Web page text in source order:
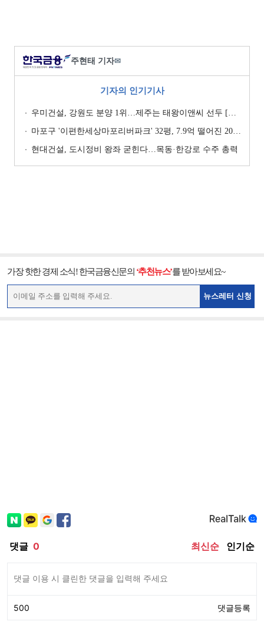
주현태 기자✉
기자의 인기기사
우미건설, 강원도 분양 1위…제주는 태왕이앤씨 선두 [이 지역 분양왕-강원·제주]
마포구 '이편한세상마포리버파크' 32평, 7.9억 떨어진 20.4억원에 거래 [일일 하락가]
현대건설, 도시정비 왕좌 굳힌다…목동·한강로 수주 총력
가장 핫한 경제 소식! 한국금융신문의 ‘추천뉴스’를 받아보세요~
뉴스레터 신청